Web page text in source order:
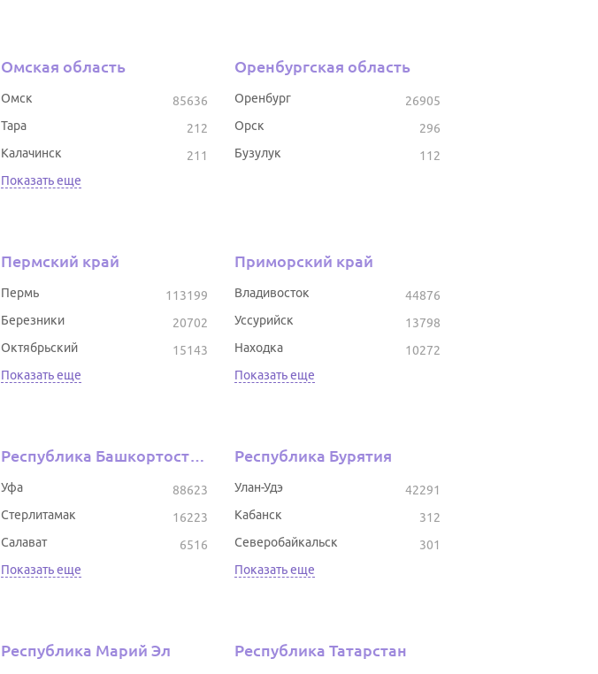
Омская область
85636
Омск
212
Тара
211
Калачинск
Показать еще
Оренбургская область
26905
Оренбург
296
Орск
112
Бузулук
Пермский край
113199
Пермь
20702
Березники
15143
Октябрьский
Показать еще
Приморский край
44876
Владивосток
13798
Уссурийск
10272
Находка
Показать еще
Республика Башкортостан
88623
Уфа
16223
Стерлитамак
6516
Салават
Показать еще
Республика Бурятия
42291
Улан-Удэ
312
Кабанск
301
Северобайкальск
Показать еще
Республика Марий Эл Республика Татарстан